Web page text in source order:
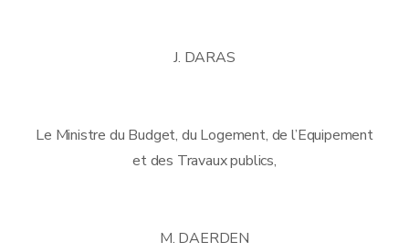
J. DARAS
Le Ministre du Budget, du Logement, de l’Equipement
et des Travaux publics,
M. DAERDEN